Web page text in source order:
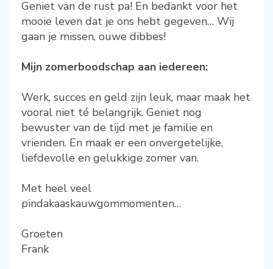
Geniet van de rust pa! En bedankt voor het
mooie leven dat je ons hebt gegeven… Wij
gaan je missen, ouwe dibbes!
Mijn zomerboodschap aan iedereen:
Werk, succes en geld zijn leuk, maar maak het
vooral niet té belangrijk. Geniet nog
bewuster van de tijd met je familie en
vrienden. En maak er een onvergetelijke,
liefdevolle en gelukkige zomer van.
Met heel veel
pindakaaskauwgommomenten…
Groeten
Frank